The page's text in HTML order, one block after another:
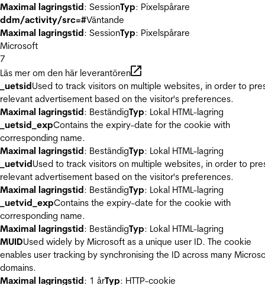
Maximal lagringstid: SessionTyp: Pixelspårare
ddm/activity/src=#Väntande
Maximal lagringstid: SessionTyp: Pixelspårare
Microsoft
7
Läs mer om den här leverantören
_uetsidUsed to track visitors on multiple websites, in order to
relevant advertisement based on the visitor's preferences.
Maximal lagringstid: BeständigTyp: Lokal HTML-lagring
_uetsid_expContains the expiry-date for the cookie with
corresponding name.
Maximal lagringstid: BeständigTyp: Lokal HTML-lagring
_uetvidUsed to track visitors on multiple websites, in order to
relevant advertisement based on the visitor's preferences.
Maximal lagringstid: BeständigTyp: Lokal HTML-lagring
_uetvid_expContains the expiry-date for the cookie with
corresponding name.
Maximal lagringstid: BeständigTyp: Lokal HTML-lagring
MUIDUsed widely by Microsoft as a unique user ID. The cookie
enables user tracking by synchronising the ID across many
domains.
Maximal lagringstid: 1 årTyp: HTTP-cookie